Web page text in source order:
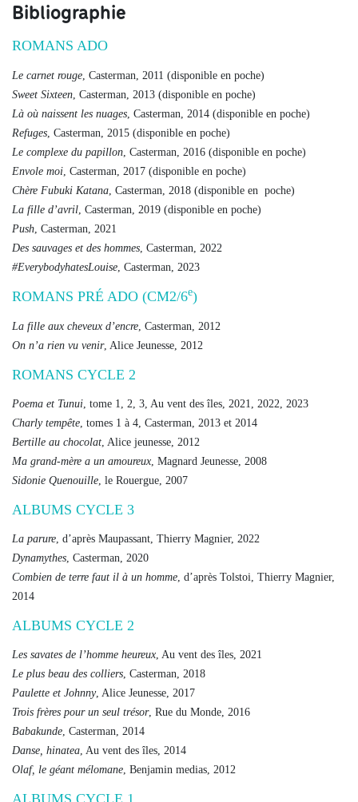
Bibliographie
ROMANS ADO
Le carnet rouge , Casterman, 2011 (disponible en poche)
Sweet Sixteen , Casterman, 2013 (disponible en poche)
Là où naissent les nuages , Casterman, 2014 (disponible en poche)
Refuges , Casterman, 2015 (disponible en poche)
Le complexe du papillon , Casterman, 2016 (disponible en poche)
Envole moi , Casterman, 2017 (disponible en poche)
Chère Fubuki Katana , Casterman, 2018 (disponible en poche)
La fille d’avril , Casterman, 2019 (disponible en poche)
Push , Casterman, 2021
Des sauvages et des hommes , Casterman, 2022
#EverybodyhatesLouise , Casterman, 2023
ROMANS PRÉ ADO (CM2/6e)
La fille aux cheveux d’encre , Casterman, 2012
On n’a rien vu venir, Alice Jeunesse, 2012
ROMANS CYCLE 2
Poema et Tunui , tome 1, 2, 3, Au vent des îles, 2021, 2022, 2023
Charly tempête , tomes 1 à 4, Casterman, 2013 et 2014
Bertille au chocolat , Alice jeunesse, 2012
Ma grand-mère a un amoureux , Magnard Jeunesse, 2008
Sidonie Quenouille , le Rouergue, 2007
ALBUMS CYCLE 3
La parure , d’après Maupassant, Thierry Magnier, 2022
Dynamythes , Casterman, 2020
Combien de terre faut il à un homme , d’après Tolstoi, Thierry Magnier,
2014
ALBUMS CYCLE 2
Les savates de l’homme heureux , Au vent des îles, 2021
Le plus beau des colliers , Casterman, 2018
Paulette et Johnny, Alice Jeunesse, 2017
Trois frères pour un seul trésor, Rue du Monde, 2016
Babakunde , Casterman, 2014
Danse, hinatea , Au vent des îles, 2014
Olaf, le géant mélomane , Benjamin medias, 2012
ALBUMS CYCLE 1